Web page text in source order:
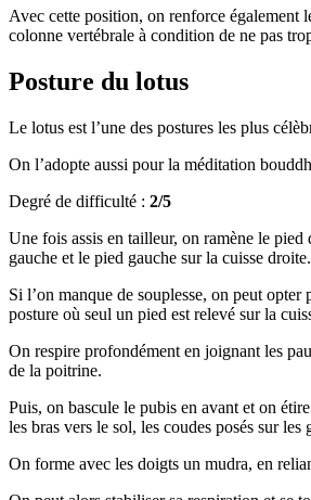
Avec cette position, on renforce également
colonne vertébrale à condition de ne pas
Posture du lotus
Le lotus est l’une des postures les plus
On l’adopte aussi pour la méditation
Degré de difficulté : 2/5
Une fois assis en tailleur, on ramène le pied
gauche et le pied gauche sur la cuisse droite.
Si l’on manque de souplesse, on peut opter
posture où seul un pied est relevé sur la
On respire profondément en joignant les
de la poitrine.
Puis, on bascule le pubis en avant et on
les bras vers le sol, les coudes posés sur les
On forme avec les doigts un mudra, en